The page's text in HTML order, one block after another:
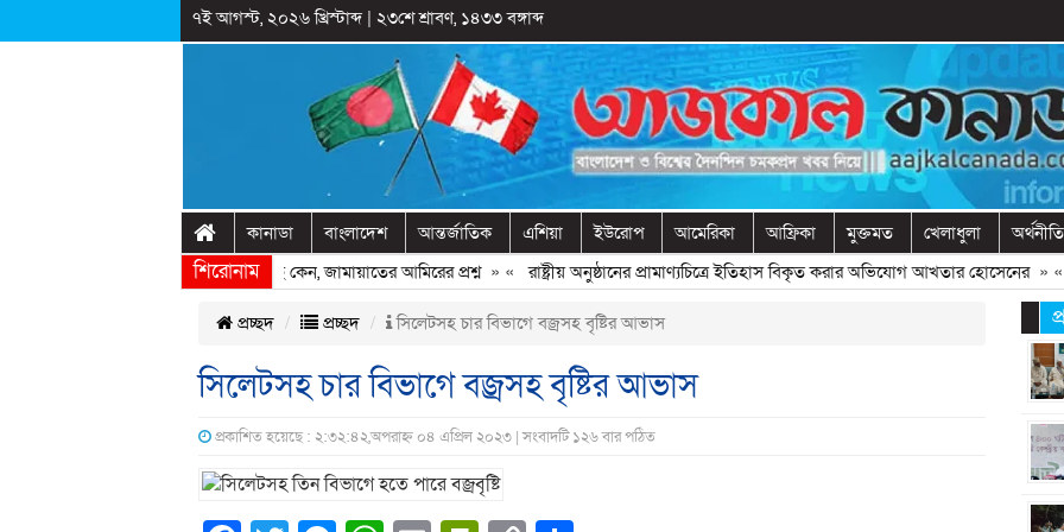
৭ই আগস্ট, ২০২৬ খ্রিস্টাব্দ| ২৩শে শ্রাবণ, ১৪৩৩ বঙ্গাব্দ
কানাডা বাংলাদেশ আন্তর্জাতিক এশিয়া ইউরোপ আমেরিকা আফ্রিকা মুক্তমত খেলাধুলা অর্থনীতি
শিরোনাম
হাসিনাকে ফিরিয়ে আনতে দেরি হচ্ছে কেন, জামায়াতের আমিরের প্রশ্ন» «রাষ্ট্রীয় অনুষ্ঠানের প্রামাণ্যচিত্রে ইতিহাস বিকৃত করার অভিযোগ আখতার হোসেনের» «
প্রচ্ছদ প্রচ্ছদ সিলেটসহ চার বিভাগে বজ্রসহ বৃষ্টির আভাস
সিলেটসহ চার বিভাগে বজ্রসহ বৃষ্টির আভাস
প্রকাশিত হয়েছে : ২:৩২:৪২,অপরাহ্ন ০৪ এপ্রিল ২০২৩ | সংবাদটি ১২৬ বার পঠিত